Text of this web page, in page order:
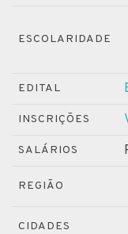
ESCOLARIDADE
EDITAL
INSCRIÇÕES
SALÁRIOS
REGIÃO
CIDADES